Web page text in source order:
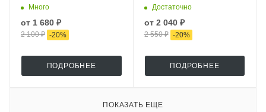
Много
от 1 680 ₽
2 100 ₽ -20%
ПОДРОБНЕЕ
Достаточно
от 2 040 ₽
2 550 ₽ -20%
ПОДРОБНЕЕ
ПОКАЗАТЬ ЕЩЕ